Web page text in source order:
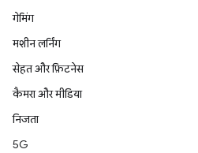
गेमिंग
मशीन लर्निंग
सेहत और फ़िटनेस
कैमरा और मीडिया
निजता
5G